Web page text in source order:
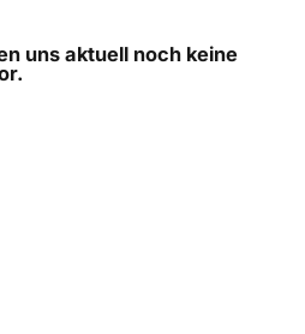
uns aktuell noch keine